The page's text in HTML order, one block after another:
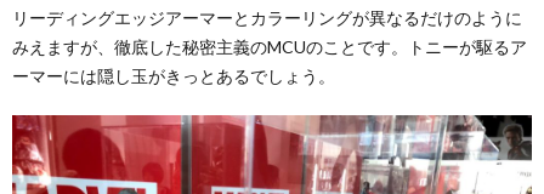
リーディングエッジアーマーとカラーリングが異なるだけのように
みえますが、徹底した秘密主義のMCUのことです。トニーが駆るア
ーマーには隠し玉がきっとあるでしょう。